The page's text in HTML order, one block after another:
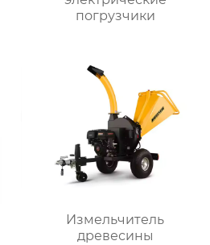
погрузчики
Измельчитель
древесины